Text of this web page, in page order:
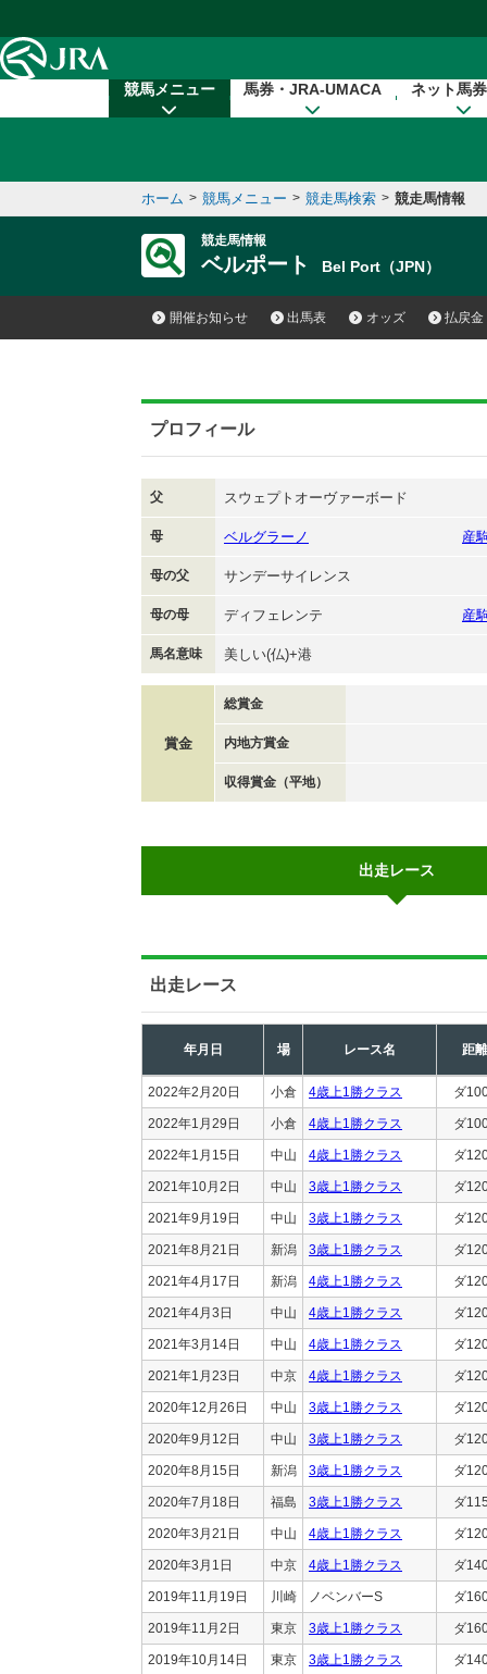
競馬メニュー 馬券・JRA-UMACA ネット馬
ホーム > 競馬メニュー > 競走馬検索 > 競走馬情報
競走馬情報
ベルポート Bel Port（JPN）
開催お知らせ 出馬表 オッズ 払戻金
プロフィール
父 スウェプトオーヴァーボード
母 ベルグラーノ 産
母の父 サンデーサイレンス
母の母 ディフェレンテ 産
馬名意味 美しい(仏)+港
賞金
総賞金
内地方賞金
収得賞金（平地）
出走レース
出走レース
年月日 場 レース名 距離
2022年2月20日 小倉 4歳上1勝クラス ダ
2022年1月29日 小倉 4歳上1勝クラス ダ
2022年1月15日 中山 4歳上1勝クラス ダ
2021年10月2日 中山 3歳上1勝クラス ダ
2021年9月19日 中山 3歳上1勝クラス ダ
2021年8月21日 新潟 3歳上1勝クラス ダ
2021年4月17日 新潟 4歳上1勝クラス ダ
2021年4月3日 中山 4歳上1勝クラス ダ
2021年3月14日 中山 4歳上1勝クラス ダ
2021年1月23日 中京 4歳上1勝クラス ダ
2020年12月26日 中山 3歳上1勝クラス ダ
2020年9月12日 中山 3歳上1勝クラス ダ
2020年8月15日 新潟 3歳上1勝クラス ダ
2020年7月18日 福島 3歳上1勝クラス ダ
2020年3月21日 中山 4歳上1勝クラス ダ
2020年3月1日 中京 4歳上1勝クラス ダ
2019年11月19日 川崎 ノベンバーS ダ
2019年11月2日 東京 3歳上1勝クラス ダ
2019年10月14日 東京 3歳上1勝クラス ダ